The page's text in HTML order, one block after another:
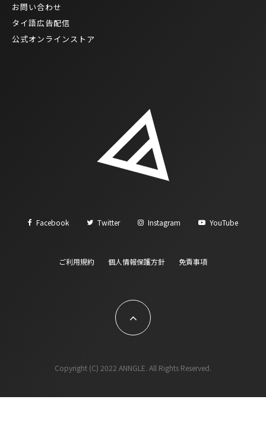
お問い合わせ
タイ語広告配信
公式オンラインストア
Facebook Twitter Instagram YouTube
ご利用規約 個人情報保護方針 免責事項
Copyright (C) 2022 ANNGLE. All Rights Reserved.